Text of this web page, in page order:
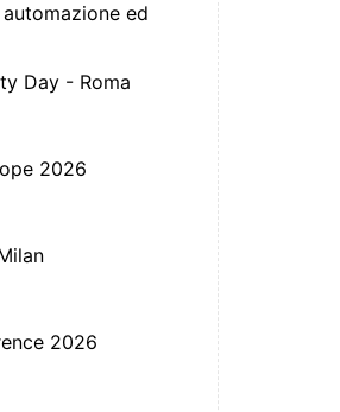
ed
Day - Roma
2026
2026